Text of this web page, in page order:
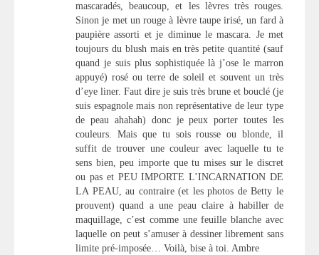
mascaradés, beaucoup, et les lèvres très rouges.
Sinon je met un rouge à lèvre taupe irisé, un fard à
paupière assorti et je diminue le mascara. Je met
toujours du blush mais en très petite quantité (sauf
quand je suis plus sophistiquée là j’ose le marron
appuyé) rosé ou terre de soleil et souvent un très
d’eye liner. Faut dire je suis très brune et bouclé (je
suis espagnole mais non représentative de leur type
de peau ahahah) donc je peux porter toutes les
couleurs. Mais que tu sois rousse ou blonde, il
suffit de trouver une couleur avec laquelle tu te
sens bien, peu importe que tu mises sur le discret
ou pas et PEU IMPORTE L’INCARNATION DE
LA PEAU, au contraire (et les photos de Betty le
prouvent) quand a une peau claire à habiller de
maquillage, c’est comme une feuille blanche avec
laquelle on peut s’amuser à dessiner librement sans
limite pré-imposée… Voilà, bise à toi. Ambre